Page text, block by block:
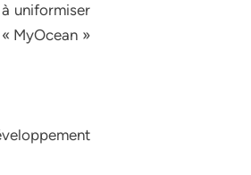
uniformiser
MyOcean »